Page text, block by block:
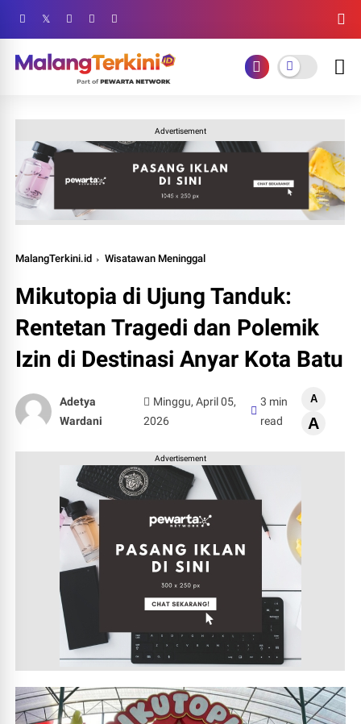
Advertisement
MalangTerkini.id Wisatawan Meninggal
Mikutopia di Ujung Tanduk:
Rentetan Tragedi dan Polemik
Izin di Destinasi Anyar Kota Batu
Adetya
Wardani
Minggu, April 05,
2026
3 min
read
A
A
Advertisement